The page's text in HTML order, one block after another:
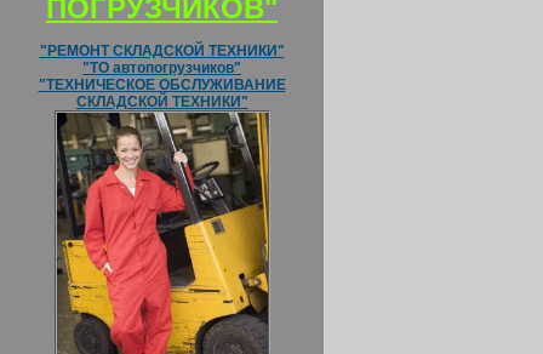
ПОГРУЗЧИКОВ"
"РЕМОНТ СКЛАДСКОЙ ТЕХНИКИ"
"ТО автопогрузчиков"
"ТЕХНИЧЕСКОЕ ОБСЛУЖИВАНИЕ
СКЛАДСКОЙ ТЕХНИКИ"